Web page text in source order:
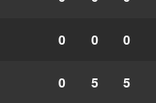
0 0 0
0 5 5